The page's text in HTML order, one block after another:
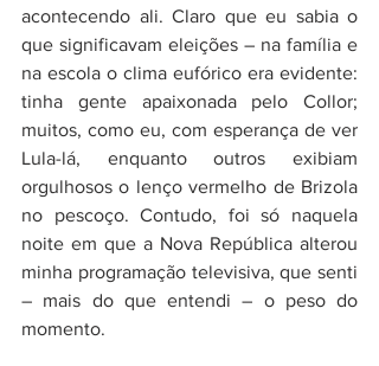
acontecendo ali. Claro que eu sabia o
que significavam eleições – na família e
na escola o clima eufórico era evidente:
tinha gente apaixonada pelo Collor;
muitos, como eu, com esperança de ver
Lula-lá, enquanto outros exibiam
orgulhosos o lenço vermelho de Brizola
no pescoço. Contudo, foi só naquela
noite em que a Nova República alterou
minha programação televisiva, que senti
– mais do que entendi – o peso do
momento.